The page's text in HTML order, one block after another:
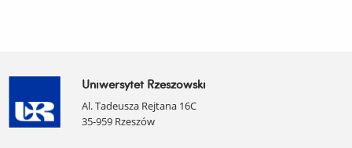
Uniwersytet Rzeszowski
Al. Tadeusza Rejtana 16C
35-959 Rzeszów